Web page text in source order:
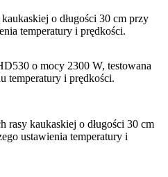
o długości 30 cm przy
temperatury i prędkości.
o mocy 2300 W, testowana
temperatury i prędkości.
rasy kaukaskiej o długości 30 cm
ustawienia temperatury i